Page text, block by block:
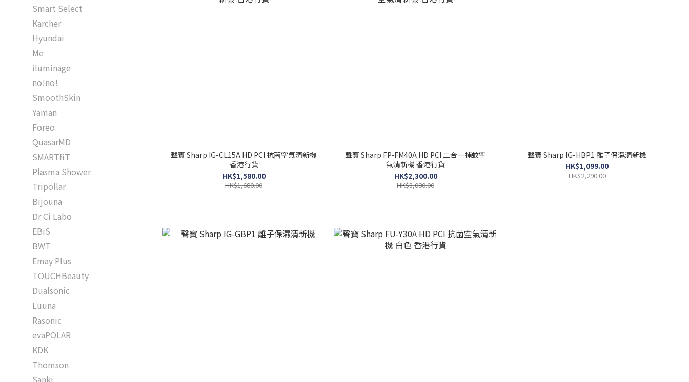
Smart Select
Karcher
Hyundai
Me
iluminage
no!no!
SmoothSkin
Yaman
Foreo
QuasarMD
SMARTfiT
Plasma Shower
Tripollar
Bijouna
Dr Ci Labo
EBiS
BWT
Emay Plus
TOUCHBeauty
Dualsonic
Luuna
Rasonic
evaPOLAR
KDK
Thomson
Sanki
聲寶 Sharp IG-CL15A HD PCI 抗菌空氣清新機
香港行貨
HK$1,580.00
HK$1,680.00
聲寶 Sharp FP-FM40A HD PCI 二合一捕蚊空
氣清新機 香港行貨
HK$2,300.00
HK$3,080.00
聲寶 Sharp IG-HBP1 離子保濕清新機
HK$1,099.00
HK$2,290.00